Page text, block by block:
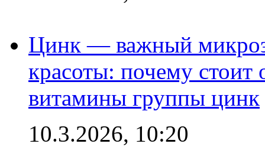
Цинк — важный
красоты: почему стоит
витамины группы цинк
10.3.2026, 10:20